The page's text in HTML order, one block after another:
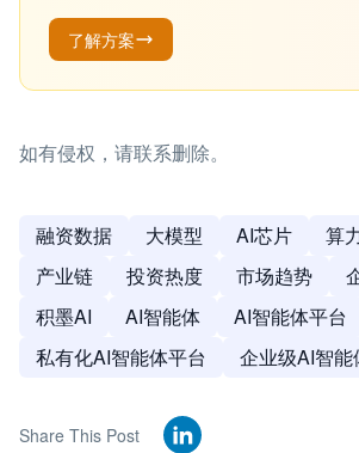
了解方案
如有侵权，请联系删除。
融资数据 大模型 AI芯片
算
产业链
投资热度 市场趋势
积墨AI
AI智能体
AI智能体平台
私有化AI智能体平台
企业级AI智能
Share This Post